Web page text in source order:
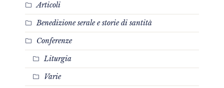
Articoli
Benedizione serale e storie di santità
Conferenze
Liturgia
Varie